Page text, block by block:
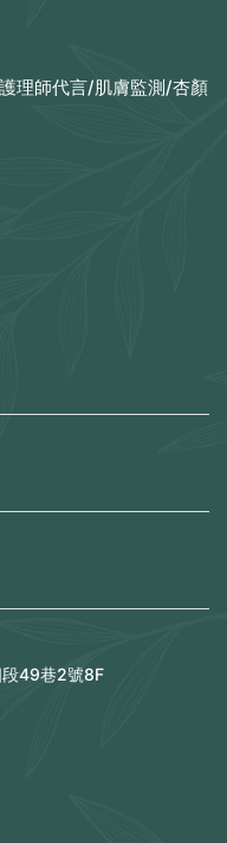
理師代言/肌膚監測/杏顏
49巷2號8F